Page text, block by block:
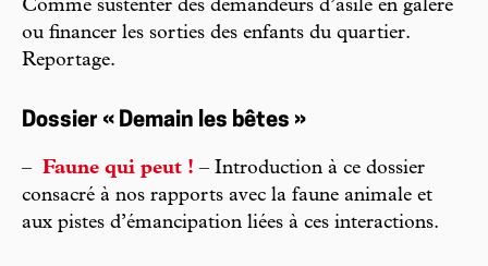
Comme sustenter des demandeurs d’asile en galère
ou financer les sorties des enfants du quartier.
Reportage.
Dossier « Demain les bêtes »
– Faune qui peut ! – Introduction à ce dossier
consacré à nos rapports avec la faune animale et
aux pistes d’émancipation liées à ces interactions.